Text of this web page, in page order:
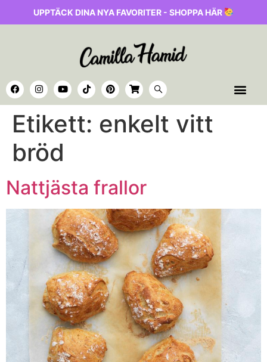
UPPTÄCK DINA NYA FAVORITER - SHOPPA HÄR
Etikett: enkelt vitt
bröd
Nattjästa frallor